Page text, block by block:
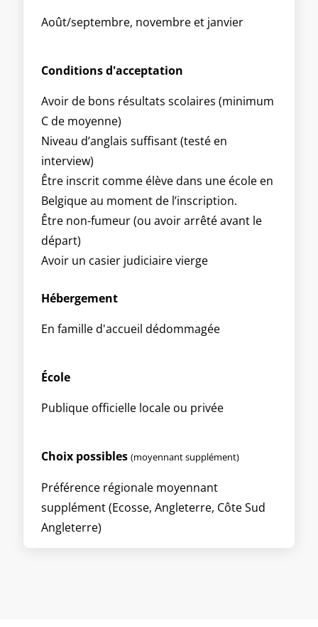
Août/septembre, novembre et janvier
Conditions d'acceptation
Avoir de bons résultats scolaires (minimum
C de moyenne)
Niveau d’anglais suffisant (testé en
interview)
Être inscrit comme élève dans une école en
Belgique au moment de l’inscription.
Être non-fumeur (ou avoir arrêté avant le
départ)
Avoir un casier judiciaire vierge
Hébergement
En famille d'accueil dédommagée
École
Publique officielle locale ou privée
Choix possibles (moyennant supplément)
Préférence régionale moyennant
supplément (Ecosse, Angleterre, Côte Sud
Angleterre)